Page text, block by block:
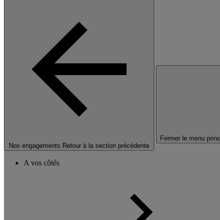
Nos engagements Retour à la section précédente
Fermer le menu
A vos côtés